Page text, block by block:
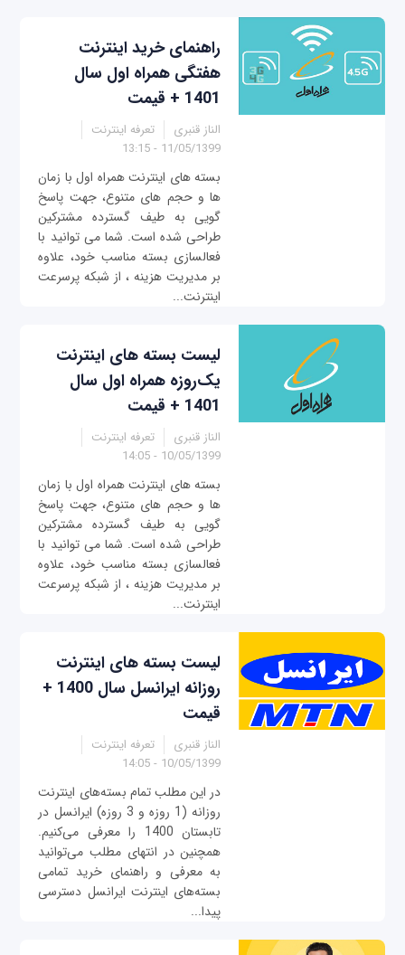
راهنمای خرید اینترنت
هفتگی همراه اول سال
1401 + قیمت
الناز قنبری
تعرفه اینترنت
11/05/1399 - 13:15
بسته های اینترنت همراه اول با زمان
ها و حجم های متنوع، جهت پاسخ
گویی به طیف گسترده مشترکین
طراحی شده است. شما می توانید با
فعالسازی بسته مناسب خود، علاوه
بر مدیریت هزینه ، از شبکه پرسرعت
اینترنت...
لیست بسته‌ های اینترنت
یک‌روزه همراه اول سال
1401 + قیمت
الناز قنبری
تعرفه اینترنت
10/05/1399 - 14:05
بسته های اینترنت همراه اول با زمان
ها و حجم های متنوع، جهت پاسخ
گویی به طیف گسترده مشترکین
طراحی شده است. شما می توانید با
فعالسازی بسته مناسب خود، علاوه
بر مدیریت هزینه ، از شبکه پرسرعت
اینترنت...
لیست بسته‌ های اینترنت
روزانه ایرانسل سال 1400 +
قیمت
الناز قنبری
تعرفه اینترنت
10/05/1399 - 14:05
در این مطلب تمام بسته‌های اینترنت
روزانه (1 روزه و 3 روزه) ایرانسل در
تابستان 1400 را معرفی می‌کنیم.
همچنین در انتهای مطلب می‌توانید
به معرفی و راهنمای خرید تمامی
بسته‌های اینترنت ایرانسل دسترسی
پیدا...